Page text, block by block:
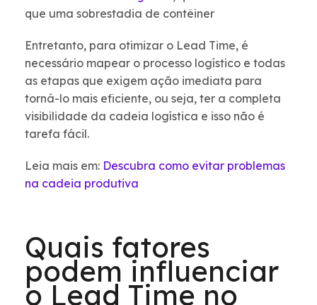
que uma sobrestadia de contêiner
Entretanto, para otimizar o Lead Time, é
necessário mapear o processo logístico e todas
as etapas que exigem ação imediata para
torná-lo mais eficiente, ou seja, ter a completa
visibilidade da cadeia logística e isso não é
tarefa fácil.
Leia mais em: Descubra como evitar problemas
na cadeia produtiva
Quais fatores
podem influenciar
o Lead Time no